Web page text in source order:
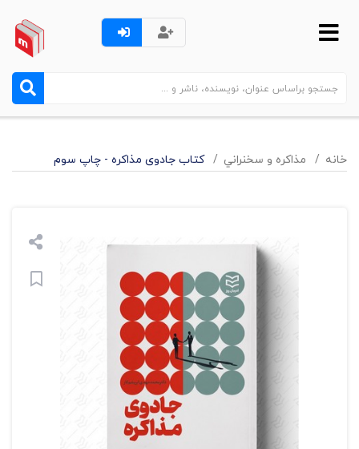
خانه مذاکره و سخنراني کتاب جادوی مذاکره - چاپ سوم